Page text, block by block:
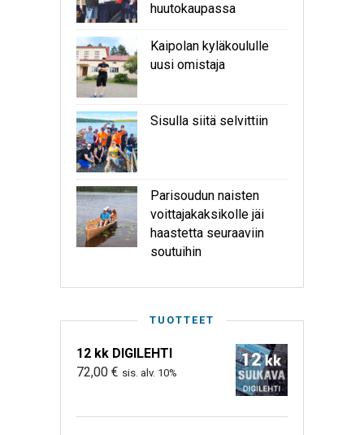
huutokaupassa
Kaipolan kyläkoululle
uusi omistaja
Sisulla siitä selvittiin
Parisoudun naisten
voittajakaksikolle jäi
haastetta seuraaviin
soutuihin
TUOTTEET
12 kk DIGILEHTI
72,00 € sis. alv. 10%